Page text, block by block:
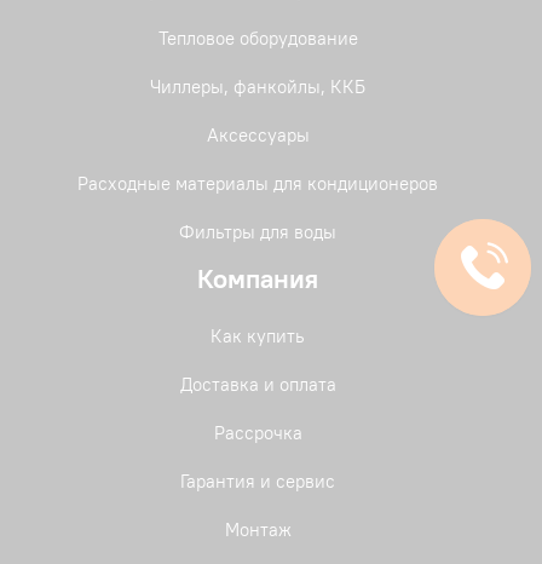
Тепловое оборудование
Чиллеры, фанкойлы, ККБ
Аксессуары
Расходные материалы для кондиционеров
Фильтры для воды
Компания
Как купить
Доставка и оплата
Рассрочка
Гарантия и сервис
Монтаж